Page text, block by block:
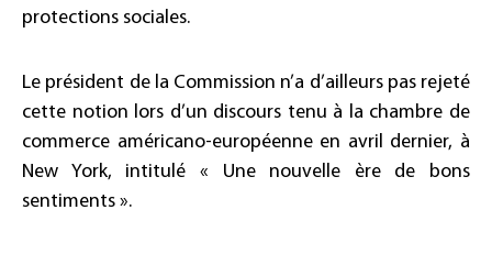
protections sociales.
Le président de la Commission n’a d’ailleurs pas rejeté
cette notion lors d’un discours tenu à la chambre de
commerce américano-européenne en avril dernier, à
New York, intitulé « Une nouvelle ère de bons
sentiments ».